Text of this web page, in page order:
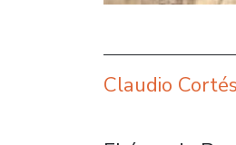
Claudio Cortés